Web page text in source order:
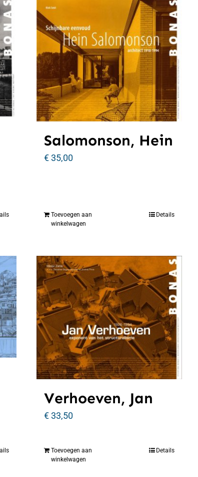
Salomonson, Hein
€35,00
Toevoegen aan
winkelwagen
Details
Verhoeven, Jan
€33,50
Toevoegen aan
winkelwagen
Details